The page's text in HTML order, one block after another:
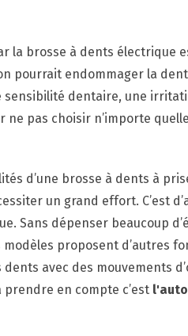
la brosse à dents électrique
pourrait endommager la dent
sensibilité dentaire, une
ne pas choisir n’importe
d’une brosse à dents à
un grand effort. C’est
Sans dépenser beaucoup
proposent d’autres
avec des mouvements
en compte c’est